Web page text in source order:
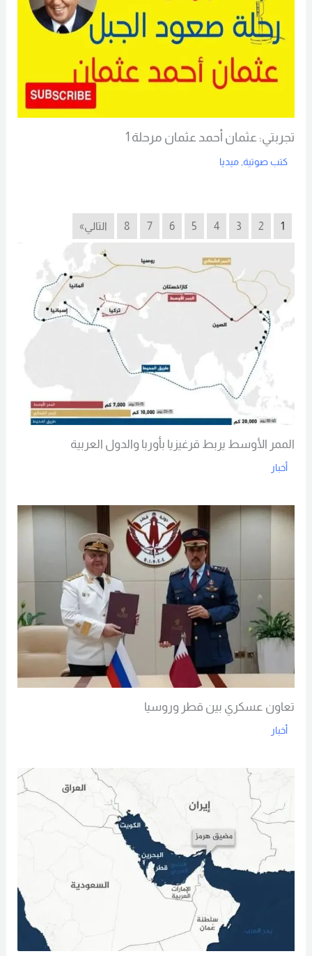
تجربتي: عثمان أحمد عثمان مرحلة 1
كتب صوتية, ميديا
1
2
3
4
5
6
7
8 التالي»
الممر الأوسط يربط قرغيزيا بأوربا والدول العربية
أخبار
تعاون عسكري بين قطر وروسيا
أخبار